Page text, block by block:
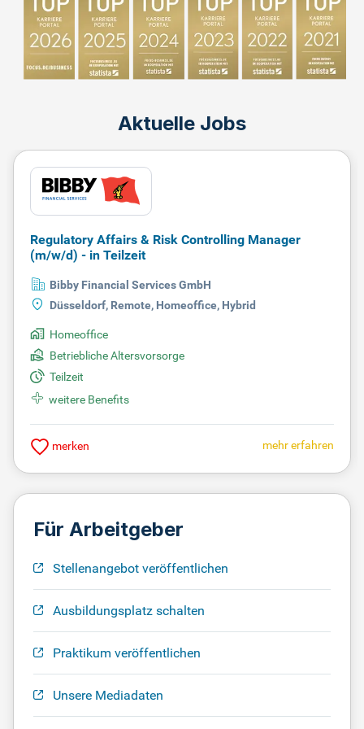
Aktuelle Jobs
Regulatory Affairs & Risk Controlling Manager
(m/w/d) - in Teilzeit
Bibby Financial Services GmbH
Düsseldorf, Remote, Homeoffice, Hybrid
Homeoffice
Betriebliche Altersvorsorge
Teilzeit
weitere Benefits
merken mehr erfahren
Für Arbeitgeber
Stellenangebot veröffentlichen
Ausbildungsplatz schalten
Praktikum veröffentlichen
Unsere Mediadaten